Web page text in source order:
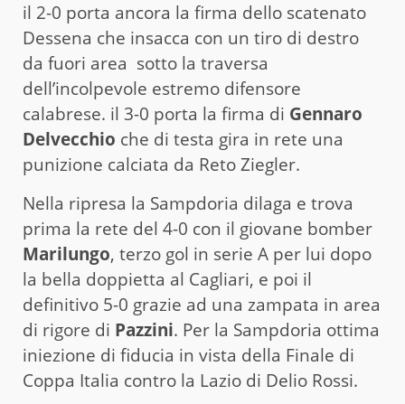
il 2-0 porta ancora la firma dello scatenato
Dessena che insacca con un tiro di destro
da fuori area sotto la traversa
dell’incolpevole estremo difensore
calabrese. il 3-0 porta la firma di Gennaro
Delvecchio che di testa gira in rete una
punizione calciata da Reto Ziegler.
Nella ripresa la Sampdoria dilaga e trova
prima la rete del 4-0 con il giovane bomber
Marilungo, terzo gol in serie A per lui dopo
la bella doppietta al Cagliari, e poi il
definitivo 5-0 grazie ad una zampata in area
di rigore di Pazzini. Per la Sampdoria ottima
iniezione di fiducia in vista della Finale di
Coppa Italia contro la Lazio di Delio Rossi.